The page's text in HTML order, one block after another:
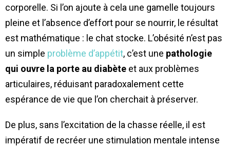
corporelle. Si l’on ajoute à cela une gamelle toujours
pleine et l’absence d’effort pour se nourrir, le résultat
est mathématique : le chat stocke. L’obésité n’est pas
un simple problème d’appétit, c’est une pathologie
qui ouvre la porte au diabète et aux problèmes
articulaires, réduisant paradoxalement cette
espérance de vie que l’on cherchait à préserver.
De plus, sans l’excitation de la chasse réelle, il est
impératif de recréer une stimulation mentale intense